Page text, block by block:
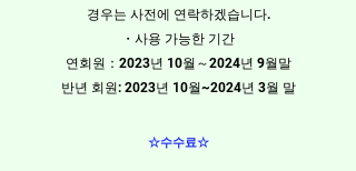
경우는 사전에 연락하겠습니다.
・사용 가능한 기간
연회원：2023년 10월～2024년 9월말
반년 회원: 2023년 10월~2024년 3월 말
☆수수료​☆